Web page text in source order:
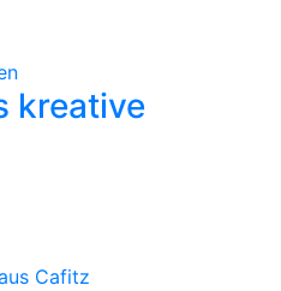
kreative
Cafitz